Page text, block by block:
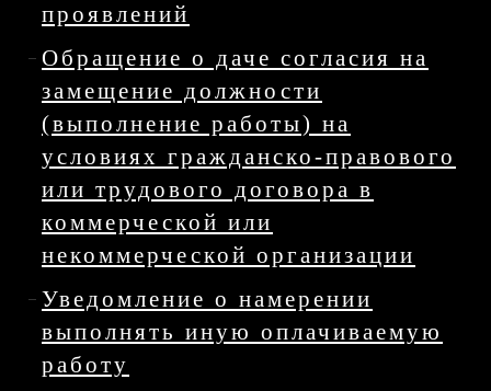
проявлений
Обращение о даче согласия на
замещение должности
(выполнение работы) на
условиях гражданско-правового
или трудового договора в
коммерческой или
некоммерческой организации
Уведомление о намерении
выполнять иную оплачиваемую
работу